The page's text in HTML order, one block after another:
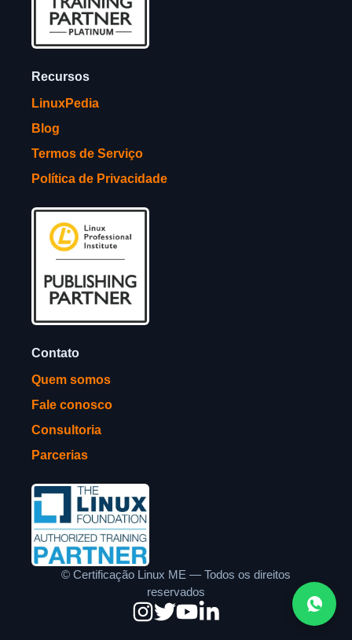
Recursos
LinuxPedia
Blog
Termos de Serviço
Política de Privacidade
Contato
Quem somos
Fale conosco
Consultoria
Parcerias
© Certificação Linux ME — Todos os direitos
reservados